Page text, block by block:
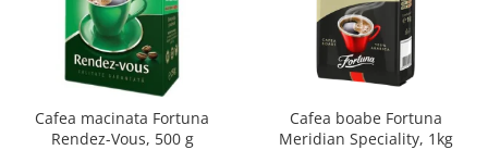
Cafea macinata Fortuna
Rendez-Vous, 500 g
Cafea boabe Fortuna
Meridian Speciality, 1kg